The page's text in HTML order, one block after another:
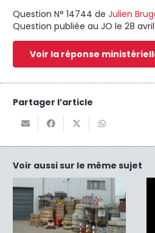
Question N° 14744 de Julien
Question publiée au JO le 28
Voir la réponse
Partager l’article
Voir aussi sur le même sujet